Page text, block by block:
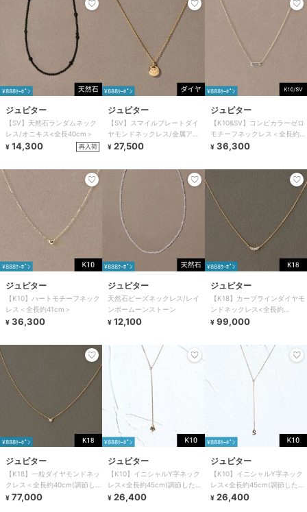
¥888ｸｰﾎﾟﾝ
ジュピター
【SV】天然石ランダムネック
レス/オニキス<全長40cm＞
¥ 14,300 再入荷
¥888ｸｰﾎﾟﾝ
ジュピター
【SV】スマイルプレートダイ
ヤモンドネックレス/金属アレ
対応 リバーシブル
¥ 27,500
¥888ｸｰﾎﾟﾝ
ジュピター
【K10&SV】コンビカラーゼロ
モチーフネックレス＜全長約
42cm(調節時38.5cm)＞
¥ 36,300
¥888ｸｰﾎﾟﾝ
ジュピター
【K10】ハートモチーフネック
レス＜全長約41cm＞
¥ 36,300
¥888ｸｰﾎﾟﾝ
ジュピター
天然石ビーズネックレス/レイ
ンボームーンストーン
¥ 12,100
¥888ｸｰﾎﾟﾝ
ジュピター
【K18】カーブラインダイヤモ
ンドネックレス<全長約
41cm(調節した時の長さ
¥ 99,000
¥888ｸｰﾎﾟﾝ
ジュピター
【K18】一粒ダイヤモンドネッ
クレス＜全長約40cm(調節した
時の長さ37cm)>
¥ 77,000
¥888ｸｰﾎﾟﾝ
ジュピター
【K10】イニシャルY字ネック
レス<全長約45cm(調節した時
の長さ42cm)>
¥ 26,400
¥888ｸｰﾎﾟﾝ
ジュピター
【K10】イニシャルY字ネック
レス<全長約45cm(調節した時
の長さ42cm)>
¥ 26,400